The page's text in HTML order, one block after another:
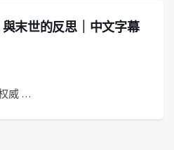
末世的反思｜中文字幕
威 …